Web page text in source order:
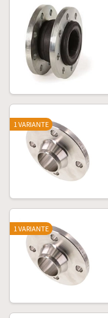
1 VARIANTE
1 VARIANTE